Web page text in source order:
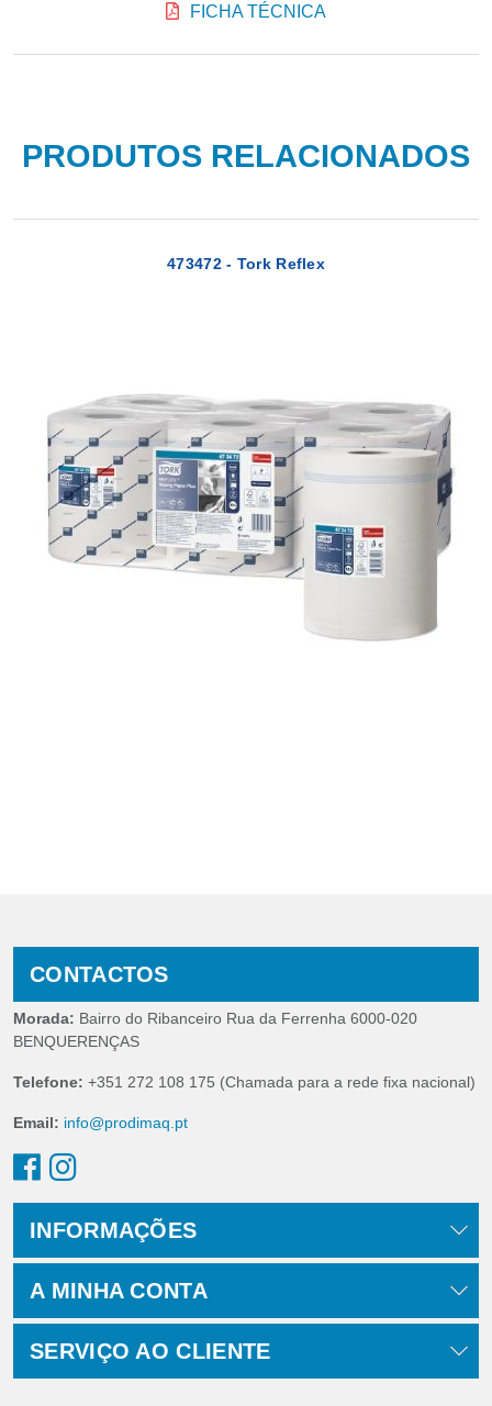
FICHA TÉCNICA
PRODUTOS RELACIONADOS
473472 - Tork Reflex
CONTACTOS
Morada: Bairro do Ribanceiro Rua da Ferrenha 6000-020
BENQUERENÇAS
Telefone: +351 272 108 175 (Chamada para a rede fixa nacional)
Email: info@prodimaq.pt
INFORMAÇÕES
A MINHA CONTA
SERVIÇO AO CLIENTE